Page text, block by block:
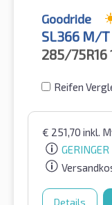
Goodride
SL366 M/T
285/75R16
Reifen
€ 251,70 inkl.
Details